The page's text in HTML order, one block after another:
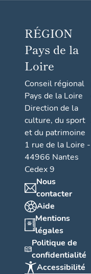
RÉGION
Pays de la
Loire
Conseil régional
Pays de la Loire
Direction de la
culture, du sport
et du patrimoine
1 rue de la Loire -
44966 Nantes
Cedex 9
Nous
contacter
Aide
Mentions
légales
Politique de
confidentialité
Accessibilité